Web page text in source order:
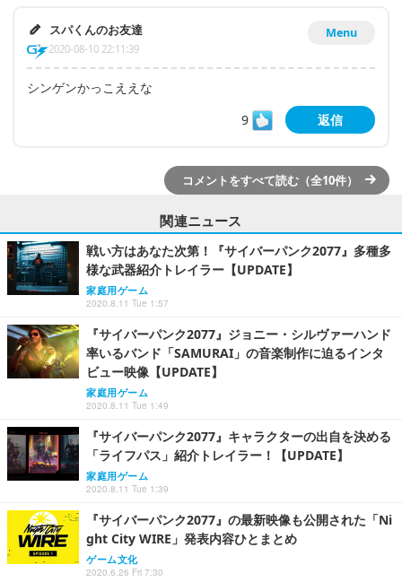
Menu
スパくんのお友達
2020-08-10 22:11:39
シンゲンかっこええな
9
返信
コメントをすべて読む（全10件）
関連ニュース
戦い方はあなた次第！『サイバーパンク2077』多種多
様な武器紹介トレイラー【UPDATE】
家庭用ゲーム
2020.8.11 Tue 1:57
『サイバーパンク2077』ジョニー・シルヴァーハンド
率いるバンド「SAMURAI」の音楽制作に迫るインタ
ビュー映像【UPDATE】
家庭用ゲーム
2020.8.11 Tue 1:49
『サイバーパンク2077』キャラクターの出自を決める
「ライフパス」紹介トレイラー！【UPDATE】
家庭用ゲーム
2020.8.11 Tue 1:39
『サイバーパンク2077』の最新映像も公開された「Ni
ght City WIRE」発表内容ひとまとめ
ゲーム文化
2020.6.26 Fri 7:30